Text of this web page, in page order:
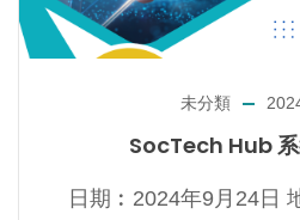
未分類
SocTech Hub
日期︰2024年9月24日